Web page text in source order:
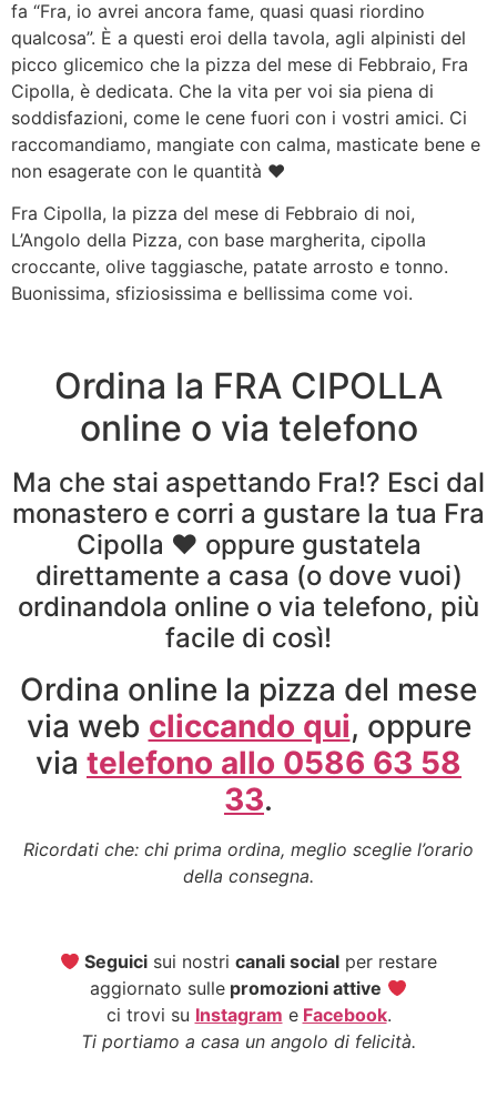
fa “Fra, io avrei ancora fame, quasi quasi riordino
qualcosa”. È a questi eroi della tavola, agli alpinisti del
picco glicemico che la pizza del mese di Febbraio, Fra
Cipolla, è dedicata. Che la vita per voi sia piena di
soddisfazioni, come le cene fuori con i vostri amici. Ci
raccomandiamo, mangiate con calma, masticate bene e
non esagerate con le quantità ♥
Fra Cipolla, la pizza del mese di Febbraio di noi,
L’Angolo della Pizza, con base margherita, cipolla
croccante, olive taggiasche, patate arrosto e tonno.
Buonissima, sfiziosissima e bellissima come voi.
Ordina la FRA CIPOLLA
online o via telefono
Ma che stai aspettando Fra!? Esci dal
monastero e corri a gustare la tua Fra
Cipolla ♥ oppure gustatela
direttamente a casa (o dove vuoi)
ordinandola online o via telefono, più
facile di così!
Ordina online la pizza del mese
via web cliccando qui, oppure
via telefono allo 0586 63 58
33.
Ricordati che: chi prima ordina, meglio sceglie l’orario
della consegna.
Seguici sui nostricanali social per restare
aggiornato sullepromozioni attive
ci trovi su Instagram e Facebook.
Ti portiamo a casa un angolo di felicità.